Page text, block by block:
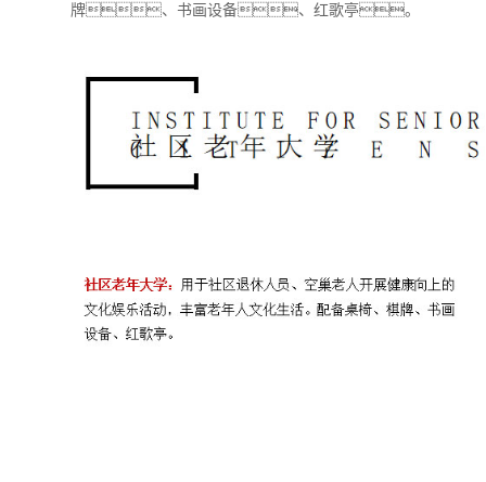
牌、书画设备、红歌亭。